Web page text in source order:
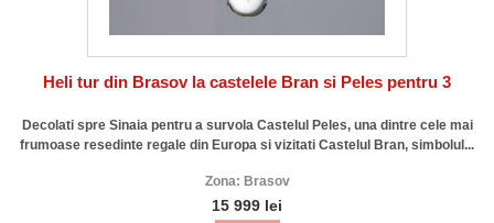
Heli tur din Brasov la castelele Bran si Peles pentru 3
Decolati spre Sinaia pentru a survola Castelul Peles, una dintre cele mai
frumoase resedinte regale din Europa si vizitati Castelul Bran, simbolul...
Zona: Brasov
15 999 lei